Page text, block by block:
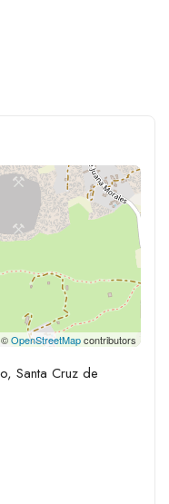
©OpenStreetMapcontributors
Santa Cruz de